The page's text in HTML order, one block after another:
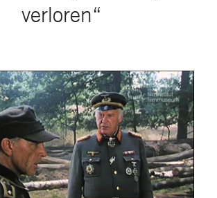
verloren“